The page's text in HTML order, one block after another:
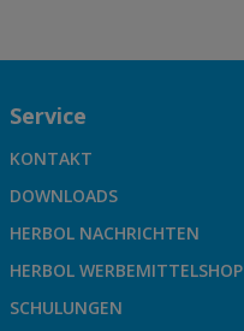
Service
KONTAKT
DOWNLOADS
HERBOL NACHRICHTEN
HERBOL WERBEMITTELSHOP
SCHULUNGEN